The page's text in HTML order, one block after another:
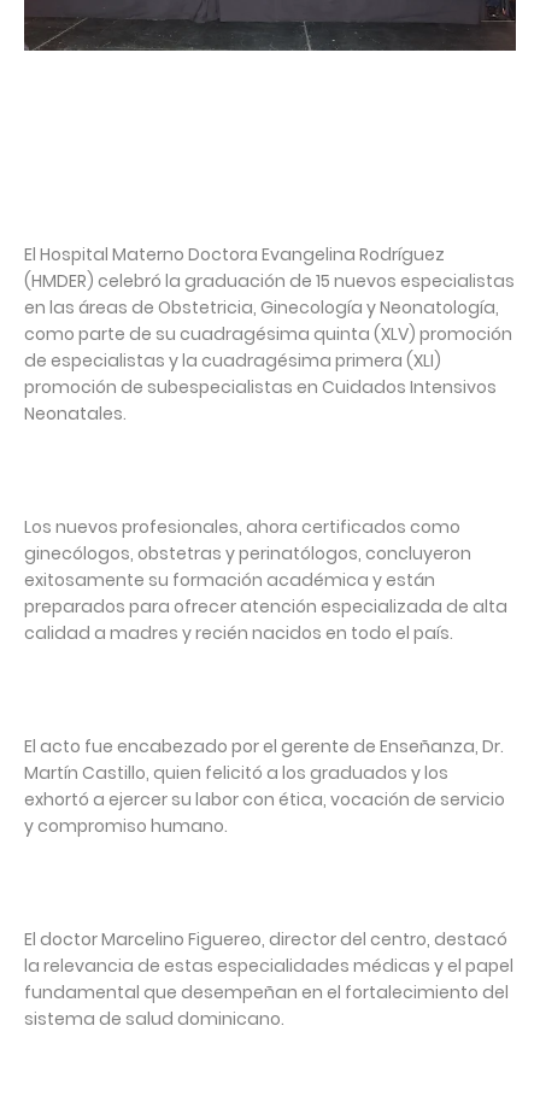
El Hospital Materno Doctora Evangelina Rodríguez
(HMDER) celebró la graduación de 15 nuevos especialistas
en las áreas de Obstetricia, Ginecología y Neonatología,
como parte de su cuadragésima quinta (XLV) promoción
de especialistas y la cuadragésima primera (XLI)
promoción de subespecialistas en Cuidados Intensivos
Neonatales.
Los nuevos profesionales, ahora certificados como
ginecólogos, obstetras y perinatólogos, concluyeron
exitosamente su formación académica y están
preparados para ofrecer atención especializada de alta
calidad a madres y recién nacidos en todo el país.
El acto fue encabezado por el gerente de Enseñanza, Dr.
Martín Castillo, quien felicitó a los graduados y los
exhortó a ejercer su labor con ética, vocación de servicio
y compromiso humano.
El doctor Marcelino Figuereo, director del centro, destacó
la relevancia de estas especialidades médicas y el papel
fundamental que desempeñan en el fortalecimiento del
sistema de salud dominicano.